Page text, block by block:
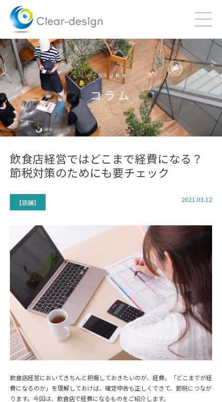
content
COLUMN
コラム
飲食店経営ではどこまで経費になる？
節税対策のためにも要チェック
【店舗】 2021.03.12
飲食店経営においてきちんと把握しておきたいのが、経費。「どこまでが経
費になるのか」を理解しておけば、確定申告も正しくできて、節税につなが
ります。今回は、飲食店で経費になるものをご紹介します。